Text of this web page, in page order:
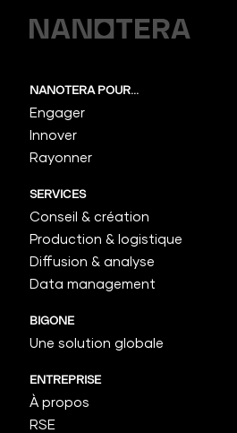
NANOTERA POUR...
Engager
Innover
Rayonner
SERVICES
Conseil & création
Production & logistique
Diffusion & analyse
Data management
BIGONE
Une solution globale
ENTREPRISE
À propos
RSE